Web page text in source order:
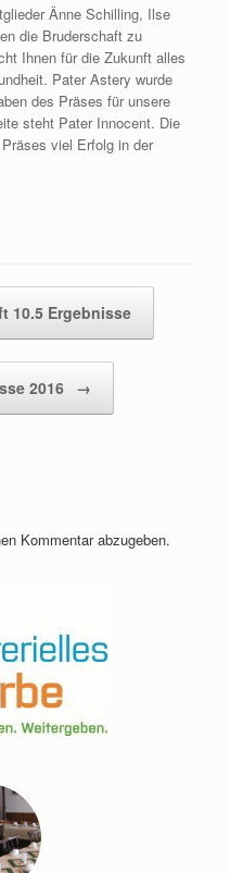
Änne Schilling, Ilse
die Bruderschaft zu
Ihnen für die Zukunft alles
Pater Astery wurde
des Präses für unsere
steht Pater Innocent. Die
viel Erfolg in der
10.5 Ergebnisse
2016 →
Kommentar abzugeben.